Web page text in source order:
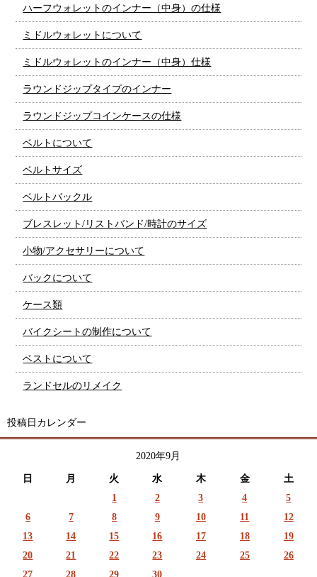
ハーフウォレットのインナー（中身）の仕様
ミドルウォレットについて
ミドルウォレットのインナー（中身）仕様
ラウンドジップタイプのインナー
ラウンドジップコインケースの仕様
ベルトについて
ベルトサイズ
ベルトバックル
ブレスレット/リストバンド/時計のサイズ
小物/アクセサリーについて
バックについて
ケース類
バイクシートの制作について
ベストについて
ランドセルのリメイク
投稿日カレンダー
2020年9月
日 月 火 水 木 金
土
1
2 3 4
5
6
7 8 9 10 11
12
13
14 15 16 17 18
19
20
21 22 23 24 25
26
27
28 29 30